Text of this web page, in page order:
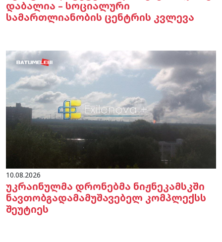
დაბალია – სოციალური
სამართლიანობის ცენტრის კვლევა
10.08.2026
უკრაინულმა დრონებმა ნიჟნეკამსკში
ნავთობგადამამუშავებელ კომპლექსს
შეუტიეს